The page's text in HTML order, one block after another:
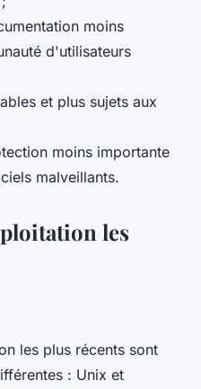
moins
d'utilisateurs
et plus sujets aux
moins importante
malveillants.
les
les plus récents sont
: Unix et